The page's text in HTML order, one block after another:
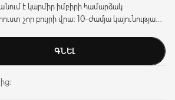
է կարմիր իմբիրի համարձակ
չոր բույրի վրա։ 10-ժամյա կայունությամբ
ԳՆԵԼ